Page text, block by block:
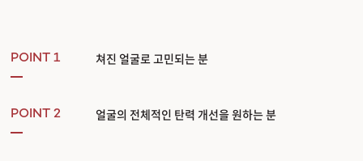
POINT 1 쳐진 얼굴로 고민되는 분
POINT 2 얼굴의 전체적인 탄력 개선을 원하는 분